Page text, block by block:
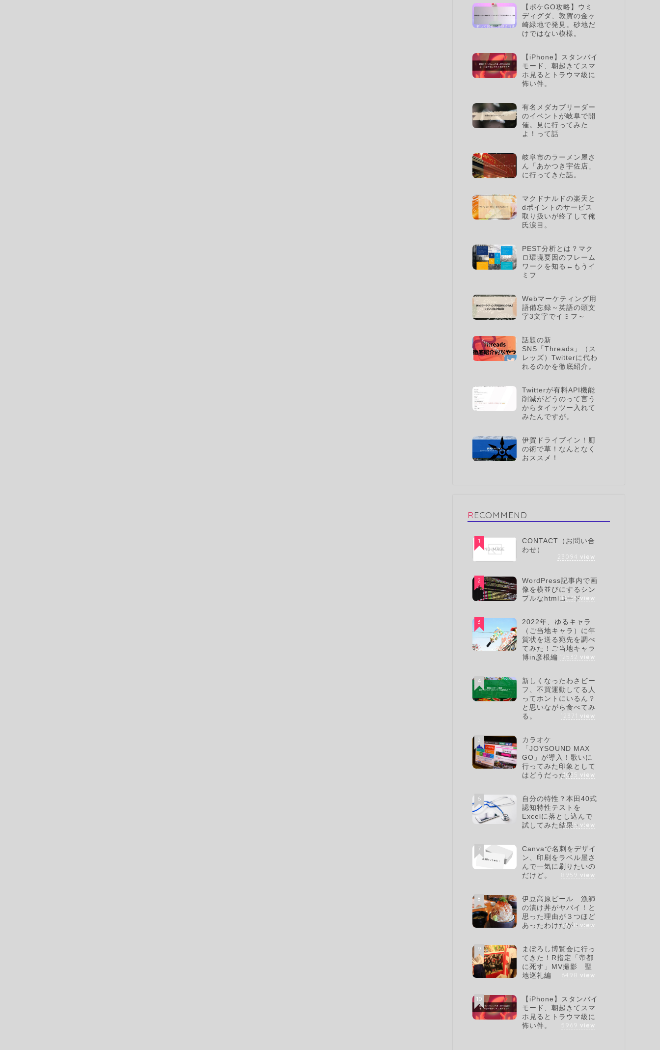
【ポケGO攻略】ウミ
ディグダ、敦賀の金ヶ
崎緑地で発見。砂地だ
けではない模様。
【iPhone】スタンバイ
モード、朝起きてスマ
ホ見るとトラウマ級に
怖い件。
有名メダカブリーダー
のイベントが岐阜で開
催。見に行ってみた
よ！って話
岐阜市のラーメン屋さ
ん「あかつき宇佐店」
に行ってきた話。
マクドナルドの楽天と
dポイントのサービス
取り扱いが終了して俺
氏涙目。
PEST分析とは？マク
ロ環境要因のフレーム
ワークを知る←もうイ
ミフ
Webマーケティング用
語備忘録～英語の頭文
字3文字でイミフ～
話題の新
SNS「Threads」（ス
レッズ）Twitterに代わ
れるのかを徹底紹介。
Twitterが有料API機能
削減がどうのって言う
からタイッツー入れて
みたんですが。
伊賀ドライブイン！厠
の術で草！なんとなく
おススメ！
RECOMMEND
1
CONTACT（お問い合
わせ）
23094 view
2
WordPress記事内で画
像を横並びにするシン
プルなhtmlコード
14135view
3
2022年、ゆるキャラ
（ご当地キャラ）に年
賀状を送る宛先を調べ
てみた！ご当地キャラ
博in彦根編 12532 view
4
新しくなったわさビー
フ、不買運動してる人
ってホントにいるん？
と思いながら食べてみ
る。
12371 view
5
カラオケ
「JOYSOUND MAX
GO」が導入！歌いに
行ってみた印象として
はどうだった？
11035 view
6
自分の特性？本田40式
認知特性テストを
Excelに落とし込んで
試してみた結果・・
9615 view
7
Canvaで名刺をデザイ
ン、印刷をラベル屋さ
んで一気に刷りたいの
だけど。
8959 view
8
伊豆高原ビール 漁師
の漬け丼がヤバイ！と
思った理由が３つほど
あったわけだが・・・
7570 view
9
まぼろし博覧会に行っ
てきた！R指定「帝都
に死す」MV撮影 聖
地巡礼編
6498 view
10
【iPhone】スタンバイ
モード、朝起きてスマ
ホ見るとトラウマ級に
怖い件。
5969 view